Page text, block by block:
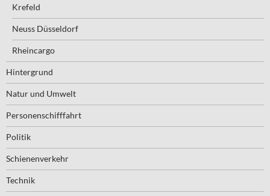
Krefeld
Neuss Düsseldorf
Rheincargo
Hintergrund
Natur und Umwelt
Personenschifffahrt
Politik
Schienenverkehr
Technik